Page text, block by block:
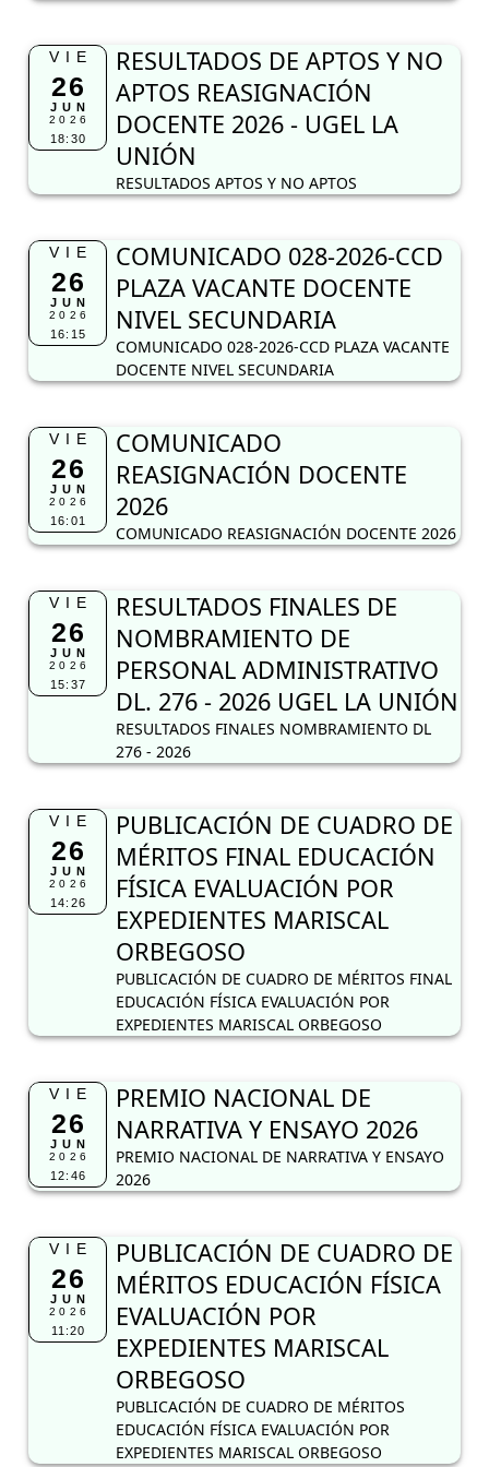
VIE
26
JUN
2026
18:30
RESULTADOS DE APTOS Y NO
APTOS REASIGNACIÓN
DOCENTE 2026 - UGEL LA
UNIÓN
RESULTADOS APTOS Y NO APTOS
VIE
26
JUN
2026
16:15
COMUNICADO 028-2026-CCD
PLAZA VACANTE DOCENTE
NIVEL SECUNDARIA
COMUNICADO 028-2026-CCD PLAZA VACANTE
DOCENTE NIVEL SECUNDARIA
VIE
26
JUN
2026
16:01
COMUNICADO
REASIGNACIÓN DOCENTE
2026
COMUNICADO REASIGNACIÓN DOCENTE 2026
VIE
26
JUN
2026
15:37
RESULTADOS FINALES DE
NOMBRAMIENTO DE
PERSONAL ADMINISTRATIVO
DL. 276 - 2026 UGEL LA UNIÓN
RESULTADOS FINALES NOMBRAMIENTO DL
276 - 2026
VIE
26
JUN
2026
14:26
PUBLICACIÓN DE CUADRO DE
MÉRITOS FINAL EDUCACIÓN
FÍSICA EVALUACIÓN POR
EXPEDIENTES MARISCAL
ORBEGOSO
PUBLICACIÓN DE CUADRO DE MÉRITOS FINAL
EDUCACIÓN FÍSICA EVALUACIÓN POR
EXPEDIENTES MARISCAL ORBEGOSO
VIE
26
JUN
2026
12:46
PREMIO NACIONAL DE
NARRATIVA Y ENSAYO 2026
PREMIO NACIONAL DE NARRATIVA Y ENSAYO
2026
VIE
26
JUN
2026
11:20
PUBLICACIÓN DE CUADRO DE
MÉRITOS EDUCACIÓN FÍSICA
EVALUACIÓN POR
EXPEDIENTES MARISCAL
ORBEGOSO
PUBLICACIÓN DE CUADRO DE MÉRITOS
EDUCACIÓN FÍSICA EVALUACIÓN POR
EXPEDIENTES MARISCAL ORBEGOSO